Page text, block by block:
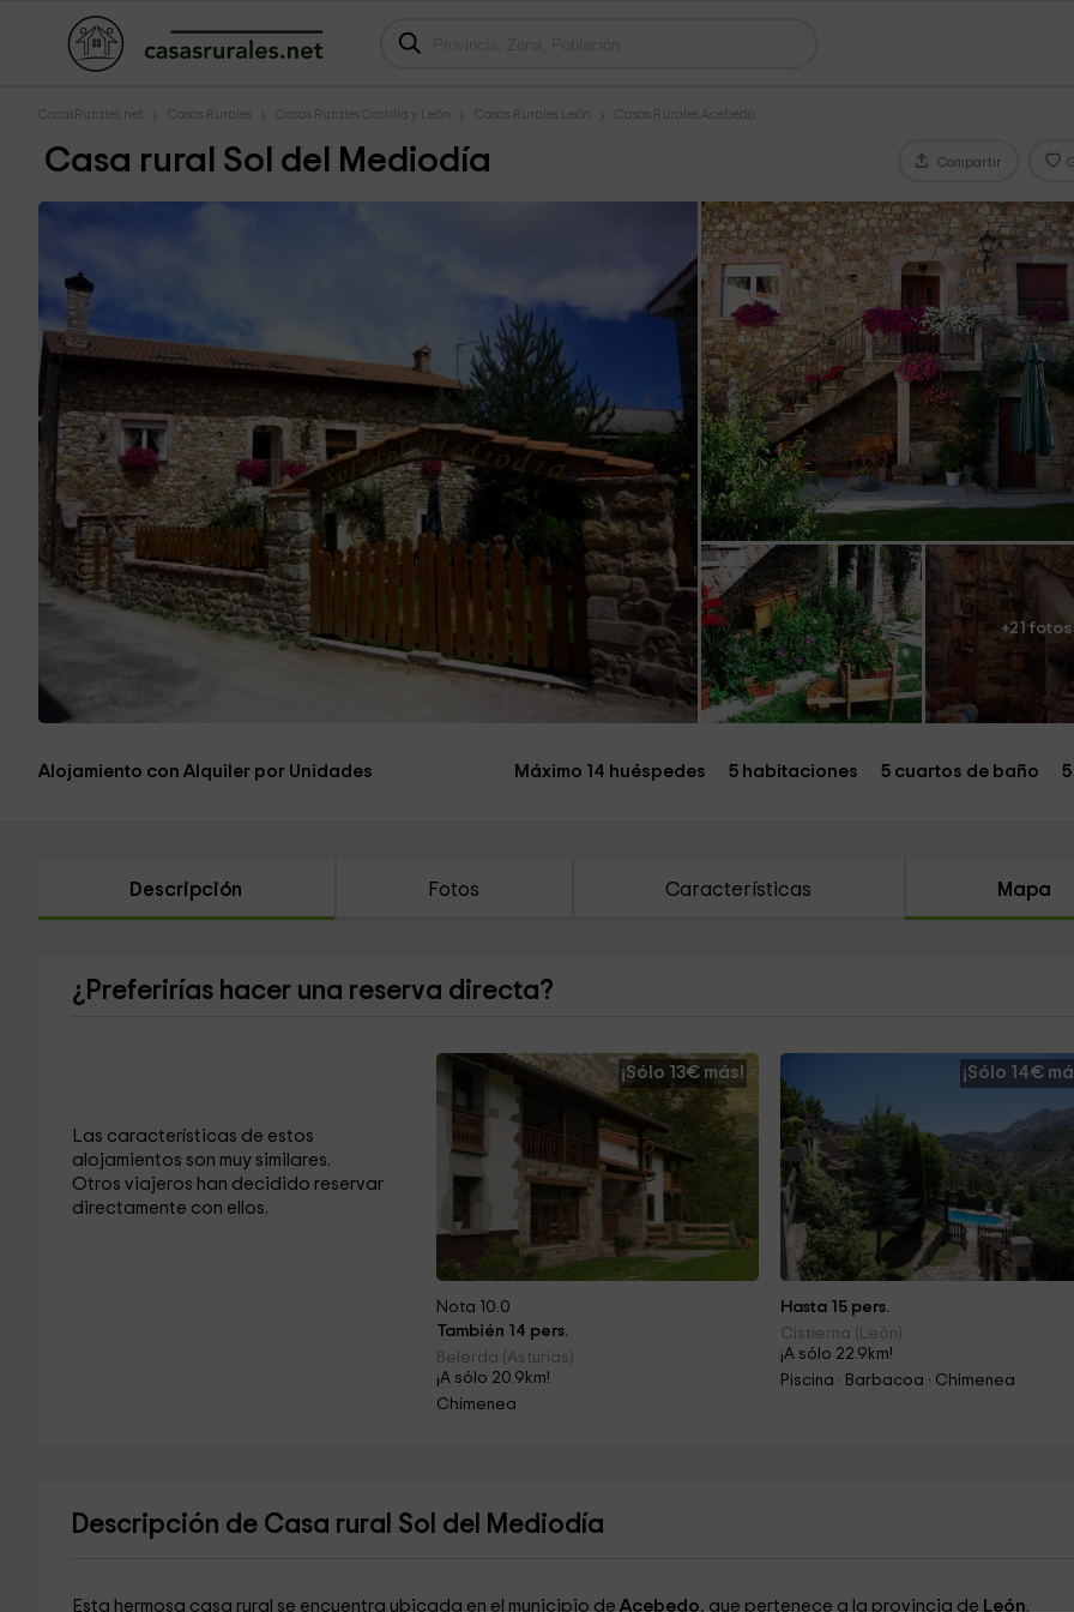
CasasRurales.net Casas Rurales Casas Rurales Castilla y León Casas Rurales León Casas Rurales Acebedo
Casa rural Sol del Mediodía Compartir
+21 fotos
Alojamiento con Alquiler por Unidades Máximo 14 huéspedes 5 habitaciones 5 cuartos de baño
Descripción Fotos Características Mapa
¿Preferirías hacer una reserva directa?
Las características de estos
alojamientos son muy similares.
Otros viajeros han decidido reservar
directamente con ellos.
¡Sólo 13€ más!
Nota 10.0
También 14 pers.
Belerda (Asturias)
¡A sólo 20.9km!
Chimenea
¡Sólo 14€
Hasta 15 pers.
Cistierna (León)
¡A sólo 22.9km!
Piscina · Barbacoa · Chimenea
Descripción de Casa rural Sol del Mediodía
Esta hermosa casa rural se encuentra ubicada en el municipio de Acebedo, que pertenece a la provincia de León.